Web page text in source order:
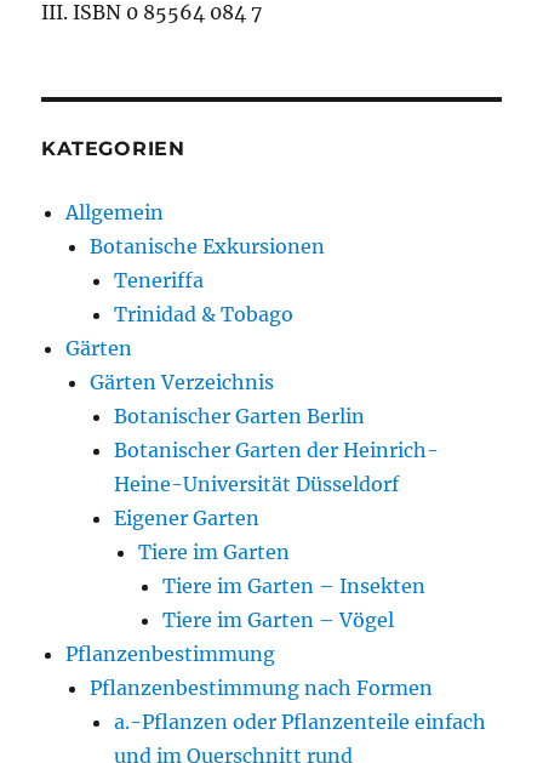
III. ISBN 0 85564 084 7
KATEGORIEN
Allgemein
Botanische Exkursionen
Teneriffa
Trinidad & Tobago
Gärten
Gärten Verzeichnis
Botanischer Garten Berlin
Botanischer Garten der Heinrich-
Heine-Universität Düsseldorf
Eigener Garten
Tiere im Garten
Tiere im Garten – Insekten
Tiere im Garten – Vögel
Pflanzenbestimmung
Pflanzenbestimmung nach Formen
a.-Pflanzen oder Pflanzenteile einfach
und im Querschnitt rund